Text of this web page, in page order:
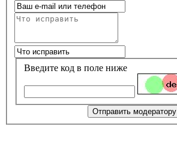
Введите код в поле ниже
Отправить модератору